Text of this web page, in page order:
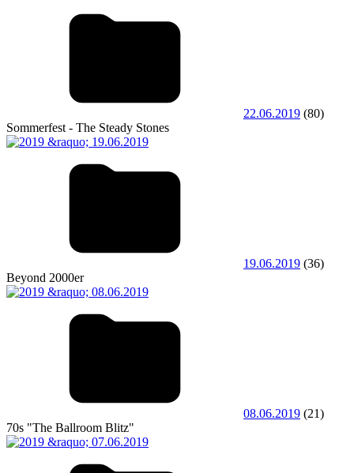
22.06.2019 (80)
Sommerfest - The Steady Stones
19.06.2019 (36)
Beyond 2000er
08.06.2019 (21)
70s "The Ballroom Blitz"